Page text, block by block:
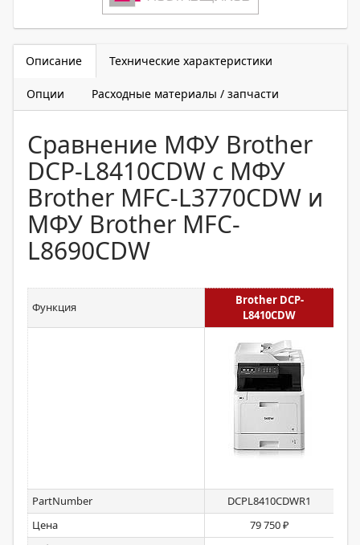
Описание Технические характеристики
Опции Расходные материалы / запчасти
Сравнение МФУ Brother
DCP-L8410CDW с МФУ
Brother MFC-L3770CDW и
МФУ Brother MFC-
L8690CDW
Функция
Brother DCP-
L8410CDW
PartNumber DCPL8410CDWR1
Цена
79 750 ₽